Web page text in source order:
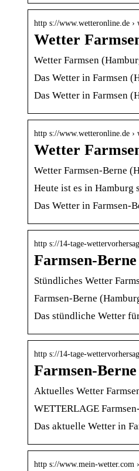
http s://www.wetteronline.de ›
Wetter
Wetter Farmsen
Das Wetter in Farmsen
Das Wetter in Farmsen
http s://www.wetteronline.de ›
Wetter
Wetter Farmsen-Berne
Heute ist es in Hamburg
Das Wetter in Farmsen-
http s://14-tage-
Farmsen-
Stündliches Wetter
Farmsen-Berne
Das stündliche Wetter
http s://14-tage-
Farmsen-
Aktuelles Wetter
WETTERLAGE
Das aktuelle Wetter in
http s://www.mein-wetter.com